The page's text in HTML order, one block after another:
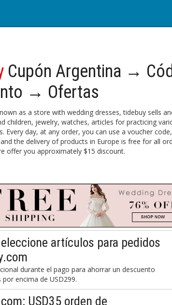
Cupón Argentina →
→ Ofertas
as a store with wedding dresses, tidebuy sells
children, jewelry, watches, articles for practicing
Every day, at any order, you can use a voucher
the delivery of products in Europe is free for all
offer you approximately $15 discount.
artículos para pedidos
durante el pago para ahorrar un descuento
encima de USD299.
USD35 orden de